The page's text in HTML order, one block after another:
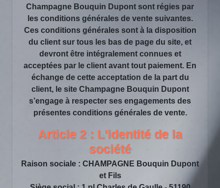
Champagne Bouquin Dupont sont régies par
les conditions générales de vente suivantes.
Ces conditions générales sont à la disposition
du client sur tous les bas de page du site, et
devront être intégralement connues et
acceptées par le client avant tout paiement. En
échange de cette acceptation de la part du
client, le site Champagne Bouquin Dupont
s’engage à respecter ses engagements des
présentes conditions générales de vente.
Article 2 : L'identité de la
société
Raison sociale : CHAMPAGNE Bouquin Dupont
et Fils